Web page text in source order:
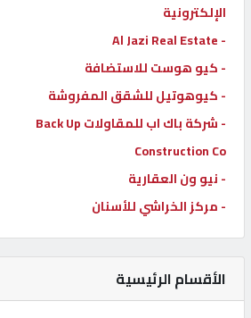
كيو
مزاد
كيو
نمبر
كيو
كارز
كيو
ماركت
الإلكترونية
- Al Jazi Real Estate
- كيو هوست للاستضافة
- كيوهوتيل للشقق المفروشة
- شركة باك اب للمقاولات Back Up
Construction Co
- نيو ون العقارية
- مركز الخراشي للأسنان
الأقسام الرئيسية